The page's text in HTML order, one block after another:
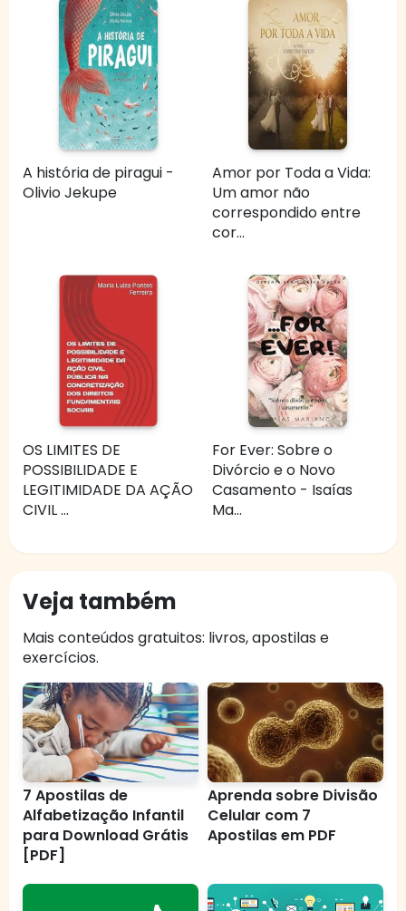
A história de piragui -
Olivio Jekupe
Amor por Toda a Vida:
Um amor não
correspondido entre
cor...
OS LIMITES DE
POSSIBILIDADE E
LEGITIMIDADE DA AÇÃO
CIVIL ...
For Ever: Sobre o
Divórcio e o Novo
Casamento - Isaías
Ma...
Veja também
Mais conteúdos gratuitos: livros, apostilas e
exercícios.
7 Apostilas de
Alfabetização Infantil
para Download Grátis
[PDF]
Aprenda sobre Divisão
Celular com 7
Apostilas em PDF